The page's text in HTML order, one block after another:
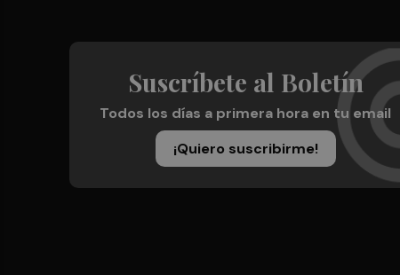
Suscríbete al Boletín
Todos los días a primera hora en tu email
¡Quiero suscribirme!